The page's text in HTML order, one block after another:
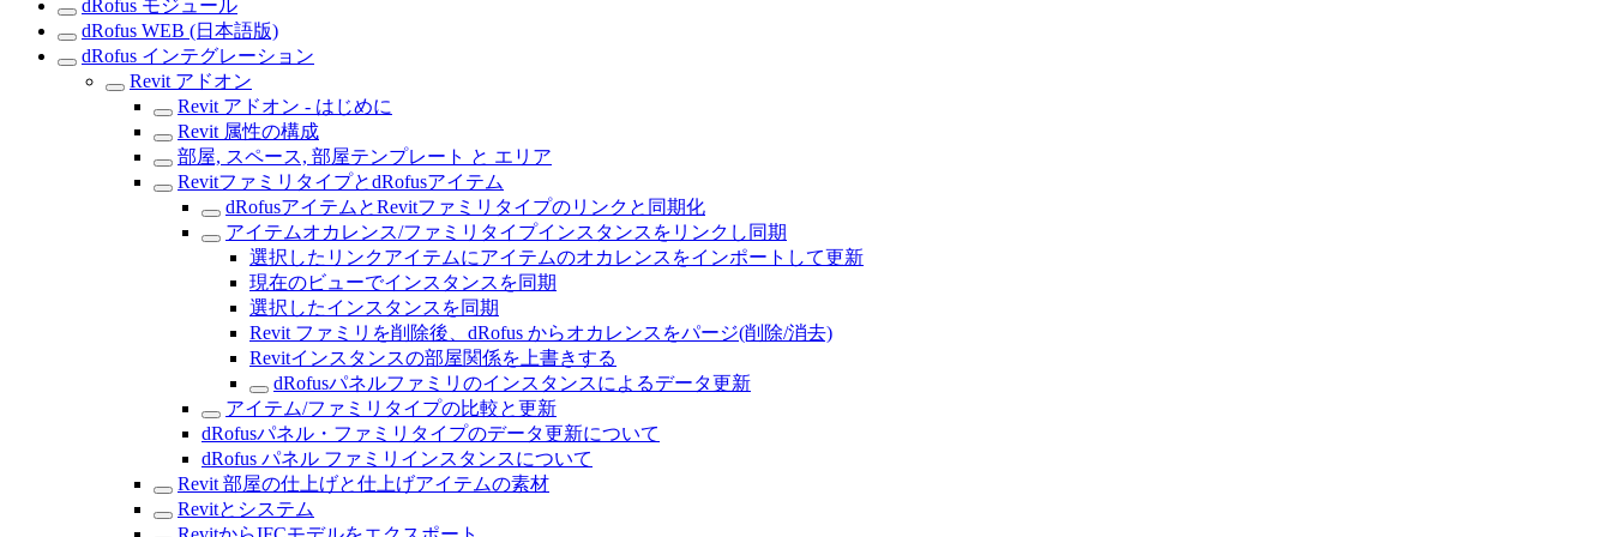
dRofus モジュール
dRofus WEB (日本語版)
dRofus インテグレーション
Revit アドオン
Revit アドオン - はじめに
Revit 属性の構成
部屋, スペース, 部屋テンプレート と エリア
RevitファミリタイプとdRofusアイテム
dRofusアイテムとRevitファミリタイプのリンクと同期化
アイテムオカレンス/ファミリタイプインスタンスをリンクし同期
選択したリンクアイテムにアイテムのオカレンスをインポートして更新
現在のビューでインスタンスを同期
選択したインスタンスを同期
Revit ファミリを削除後、dRofus からオカレンスをパージ(削除/消去)
Revitインスタンスの部屋関係を上書きする
dRofusパネルファミリのインスタンスによるデータ更新
アイテム/ファミリタイプの比較と更新
dRofusパネル・ファミリタイプのデータ更新について
dRofus パネル ファミリインスタンスについて
Revit 部屋の仕上げと仕上げアイテムの素材
Revitとシステム